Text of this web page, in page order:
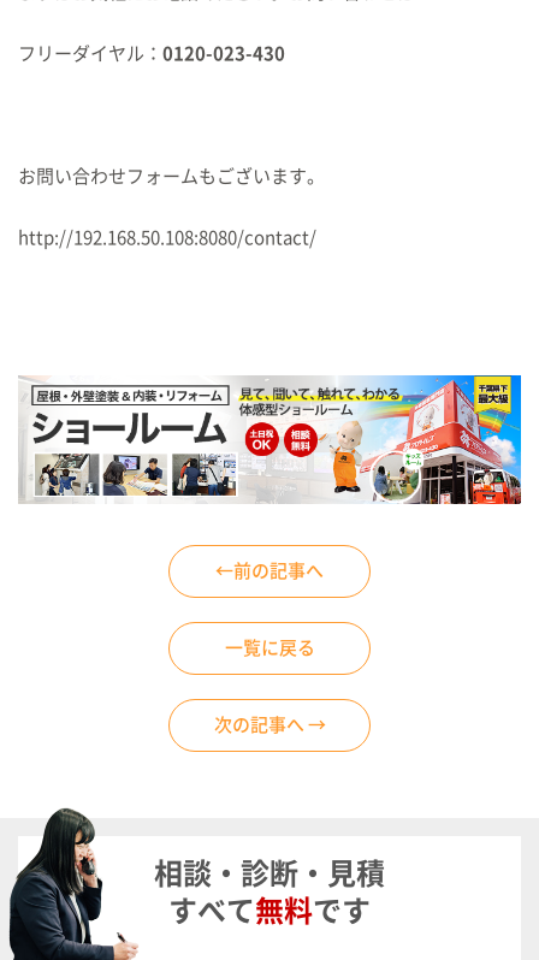
フリーダイヤル： 0120-023-430
お問い合わせフォームもございます。
http://192.168.50.108:8080/contact/
←前の記事へ
一覧に戻る
次の記事へ →
相談・診断・見積
すべて無料です